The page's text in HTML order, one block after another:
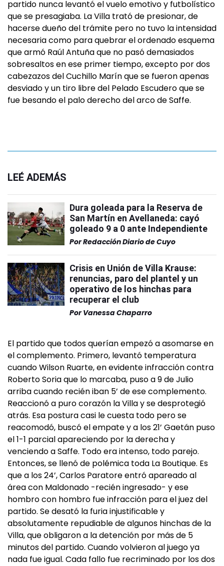
partido nunca levantó el vuelo emotivo y futbolístico
que se presagiaba. La Villa trató de presionar, de
hacerse dueño del trámite pero no tuvo la intensidad
necesaria como para quebrar el ordenado esquema
que armó Raúl Antuña que no pasó demasiados
sobresaltos en ese primer tiempo, excepto por dos
cabezazos del Cuchillo Marín que se fueron apenas
desviado y un tiro libre del Pelado Escudero que se
fue besando el palo derecho del arco de Saffe.
LEÉ ADEMÁS
Dura goleada para la Reserva de
San Martín en Avellaneda: cayó
goleado 9 a 0 ante Independiente
PorRedacción Diario de Cuyo
Crisis en Unión de Villa Krause:
renuncias, paro del plantel y un
operativo de los hinchas para
recuperar el club
Por Vanessa Chaparro
El partido que todos querían empezó a asomarse en
el complemento. Primero, levantó temperatura
cuando Wilson Ruarte, en evidente infracción contra
Roberto Soria que lo marcaba, puso a 9 de Julio
arriba cuando recién iban 5’ de ese complemento.
Reaccionó a puro corazón la Villa y se desprotegió
atrás. Esa postura casi le cuesta todo pero se
reacomodó, buscó el empate y a los 21’ Gaetán puso
el 1-1 parcial apareciendo por la derecha y
venciendo a Saffe. Todo era intenso, todo parejo.
Entonces, se llenó de polémica toda La Boutique. Es
que a los 24’, Carlos Paratore entró apareado al
área con Maldonado -recién ingresado- y ese
hombro con hombro fue infracción para el juez del
partido. Se desató la furia injustificable y
absolutamente repudiable de algunos hinchas de la
Villa, que obligaron a la detención por más de 5
minutos del partido. Cuando volvieron al juego ya
nada fue igual. Cada fallo fue recriminado por los dos